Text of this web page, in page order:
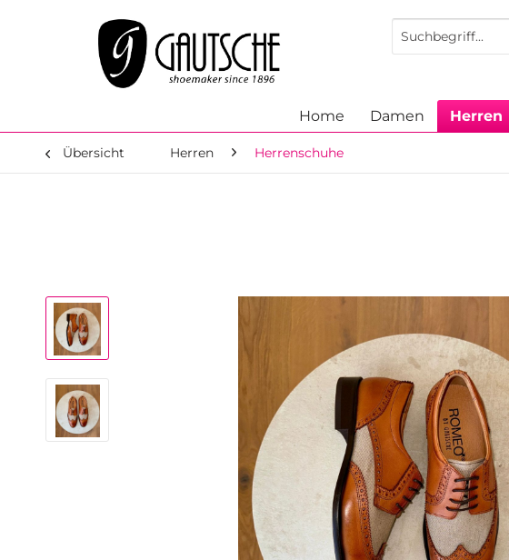
Home Damen Herren
Übersicht Herren Herrenschuhe